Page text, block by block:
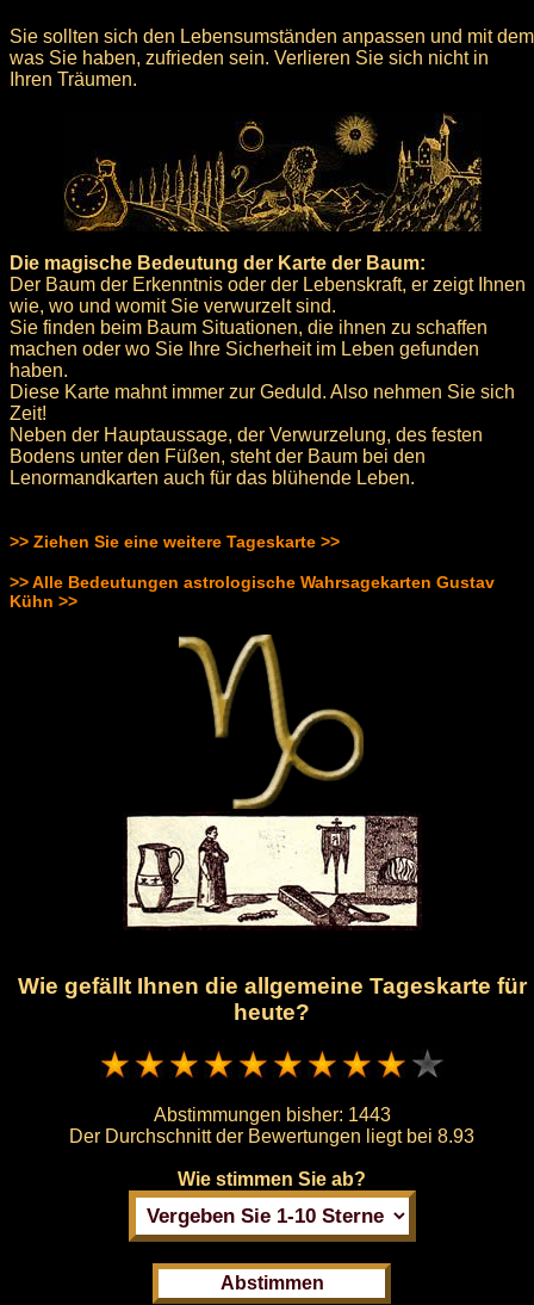
Sie sollten sich den Lebensumständen anpassen und mit dem
was Sie haben, zufrieden sein. Verlieren Sie sich nicht in
Ihren Träumen.
Die magische Bedeutung der Karte der Baum:
Der Baum der Erkenntnis oder der Lebenskraft, er zeigt Ihnen
wie, wo und womit Sie verwurzelt sind.
Sie finden beim Baum Situationen, die ihnen zu schaffen
machen oder wo Sie Ihre Sicherheit im Leben gefunden
haben.
Diese Karte mahnt immer zur Geduld. Also nehmen Sie sich
Zeit!
Neben der Hauptaussage, der Verwurzelung, des festen
Bodens unter den Füßen, steht der Baum bei den
Lenormandkarten auch für das blühende Leben.
>> Ziehen Sie eine weitere Tageskarte >>
>> Alle Bedeutungen astrologische Wahrsagekarten Gustav
Kühn >>
Wie gefällt Ihnen die allgemeine Tageskarte für
heute?
Abstimmungen bisher: 1443
Der Durchschnitt der Bewertungen liegt bei 8.93
Wie stimmen Sie ab?